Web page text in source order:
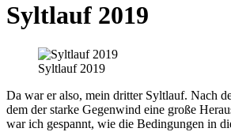
Syltlauf 2019
Syltlauf 2019
Da war er also, mein dritter Syltlauf. Nach
dem der starke Gegenwind eine große
war ich gespannt, wie die Bedingungen in